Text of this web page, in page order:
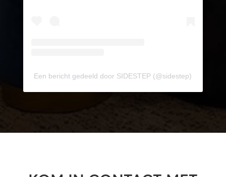
Een bericht gedeeld door SIDESTEP (@sidestep)